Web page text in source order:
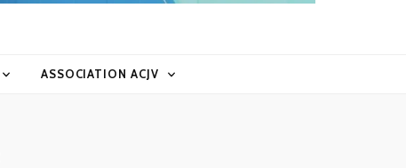
ASSOCIATION ACJV